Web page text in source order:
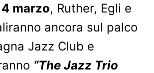
marzo, Ruther, Egli e
ancora sul palco
Jazz Club e
“The Jazz Trio